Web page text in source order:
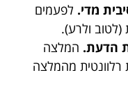
מדי. לפעמים
(לטוב ולרע).
הדעת. המלצה
מהמלצה